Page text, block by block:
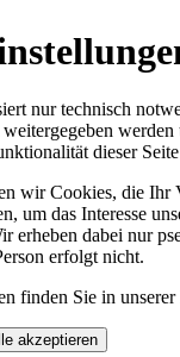
nur technisch
dieser
wir Cookies, die Ihr
um das Interesse
erheben dabei nur
erfolgt nicht.
finden Sie in
akzeptieren